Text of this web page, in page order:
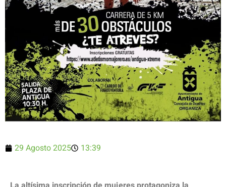
29 Agosto 2025 13:39